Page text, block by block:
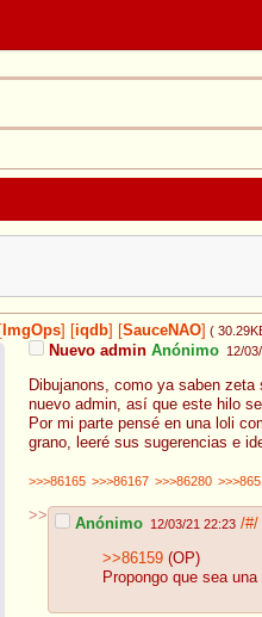
ImgOps iqdb SauceNAO (
Nuevo admin Anónimo 12/
Dibujanons, como ya saben
nuevo admin, así que este hilo
Por mi parte pensé en una loli
grano, leeré sus sugerencias e
>>>86165 >>>86167 >>>86280
>> Anónimo 12/03/21 22:23 /#/
>>86159 (OP)
Propongo que sea